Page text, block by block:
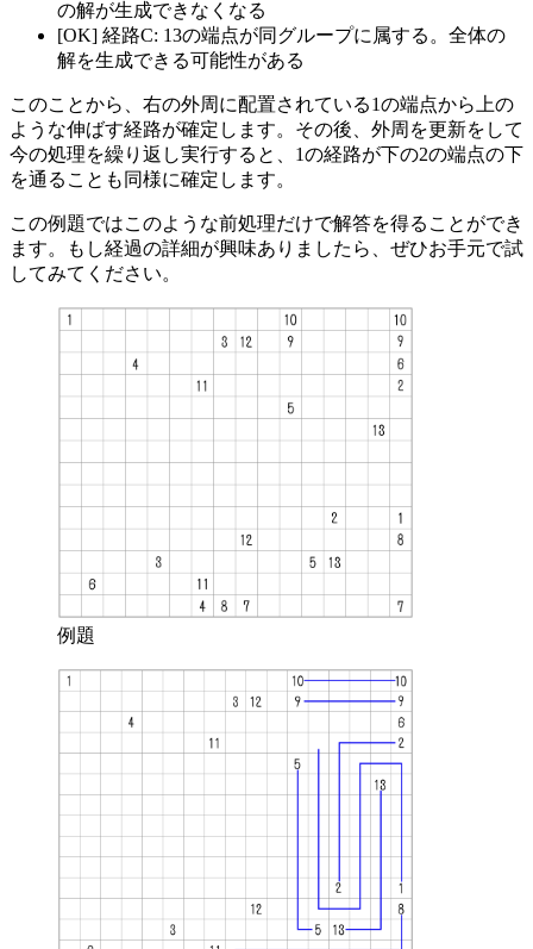
の解が生成できなくなる
[OK] 経路C: 13の端点が同グループに属する。全体の
解を生成できる可能性がある
このことから、右の外周に配置されている1の端点から上の
ような伸ばす経路が確定します。その後、外周を更新をして
今の処理を繰り返し実行すると、1の経路が下の2の端点の下
を通ることも同様に確定します。
この例題ではこのような前処理だけで解答を得ることができ
ます。もし経過の詳細が興味ありましたら、ぜひお手元で試
してみてください。
例題